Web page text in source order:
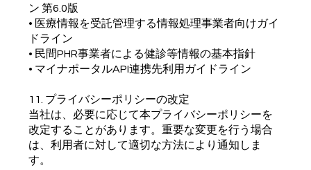
ン 第6.0版
• 医療情報を受託管理する情報処理事業者向けガイ
ドライン
• 民間PHR事業者による健診等情報の基本指針
• マイナポータルAPI連携先利用ガイドライン
11. プライバシーポリシーの改定
当社は、必要に応じて本プライバシーポリシーを
改定することがあります。重要な変更を行う場合
は、利用者に対して適切な方法により通知しま
す。